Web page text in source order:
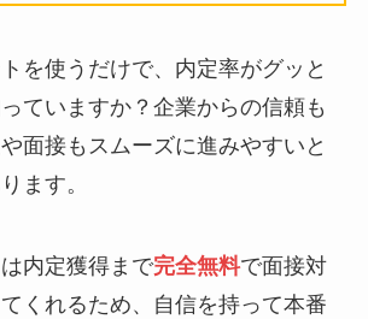
を使うだけで、内定率がグッと
ていますか？企業からの信頼も
面接もスムーズに進みやすいと
ます。
内定獲得まで完全無料で面接対
くれるため、自信を持って本番